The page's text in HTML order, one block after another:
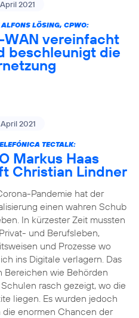
2021
ALFONS LÖSING, CPWO:
WAN vereinfacht
beschleunigt die
2021
TECTALK:
Markus Haas
Christian Lindner
Pandemie hat der
einen wahren Schub
In kürzester Zeit mussten
und Berufsleben,
und Prozesse wo
ins Digitale verlagern. Das
Bereichen wie Behörden
rasch gezeigt, wo die
liegen. Es wurden jedoch
die enormen Chancen der